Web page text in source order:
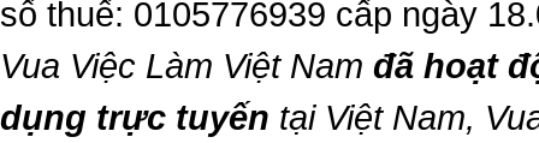
số thuế: 0105776939 cấp ngày
Vua Việc Làm Việt Nam đã hoạt
dụng trực tuyến tại Việt Nam,